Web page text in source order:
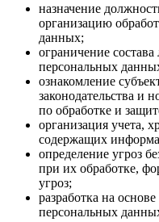
назначение
организацию
данных;
ограничение
персональных
ознакомление
законодательства и
по обработке и
организация учета,
содержащих
определение угроз
при их обработке,
угроз;
разработка на
персональных